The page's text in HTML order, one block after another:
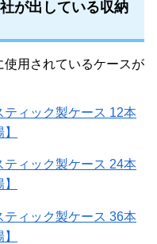
が出している収納
使用されているケースが
ティック製ケース 12本
ティック製ケース 24本
ティック製ケース 36本